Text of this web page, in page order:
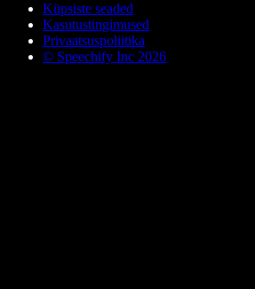
Küpsiste seaded
Kasutustingimused
Privaatsuspoliitika
© Speechify Inc 2026